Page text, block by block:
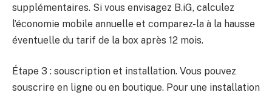
supplémentaires. Si vous envisagez B.iG, calculez
l’économie mobile annuelle et comparez-la à la hausse
éventuelle du tarif de la box après 12 mois.
Étape 3 : souscription et installation. Vous pouvez
souscrire en ligne ou en boutique. Pour une installation